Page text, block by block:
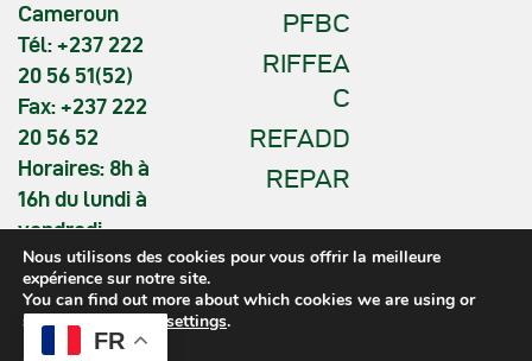
Cameroun
Tél: +237 222
20 56 51(52)
Fax: +237 222
20 56 52
Horaires: 8h à
16h du lundi à
vendredi
PFBC
RIFFEA
C
REFADD
REPAR
COMIFAC © 2026. All Rights
FR
Nous utilisons des cookies pour vous offrir la meilleure
expérience sur notre site.
You can find out more about which cookies we are using or
switch them off insettings.